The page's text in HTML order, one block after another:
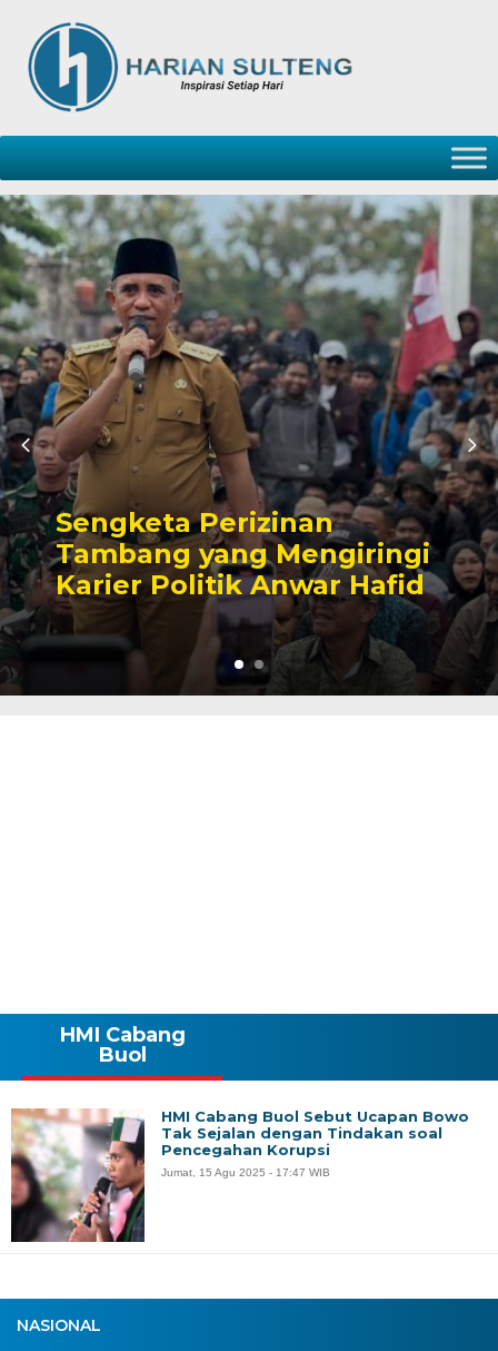
Sengketa Perizinan
Tambang yang Mengiringi
Karier Politik Anwar Hafid
NASIONAL
HMI Cabang
Buol
HMI Cabang Buol Sebut Ucapan Bowo
Tak Sejalan dengan Tindakan soal
Pencegahan Korupsi
Jumat, 15 Agu 2025 - 17:47 WIB